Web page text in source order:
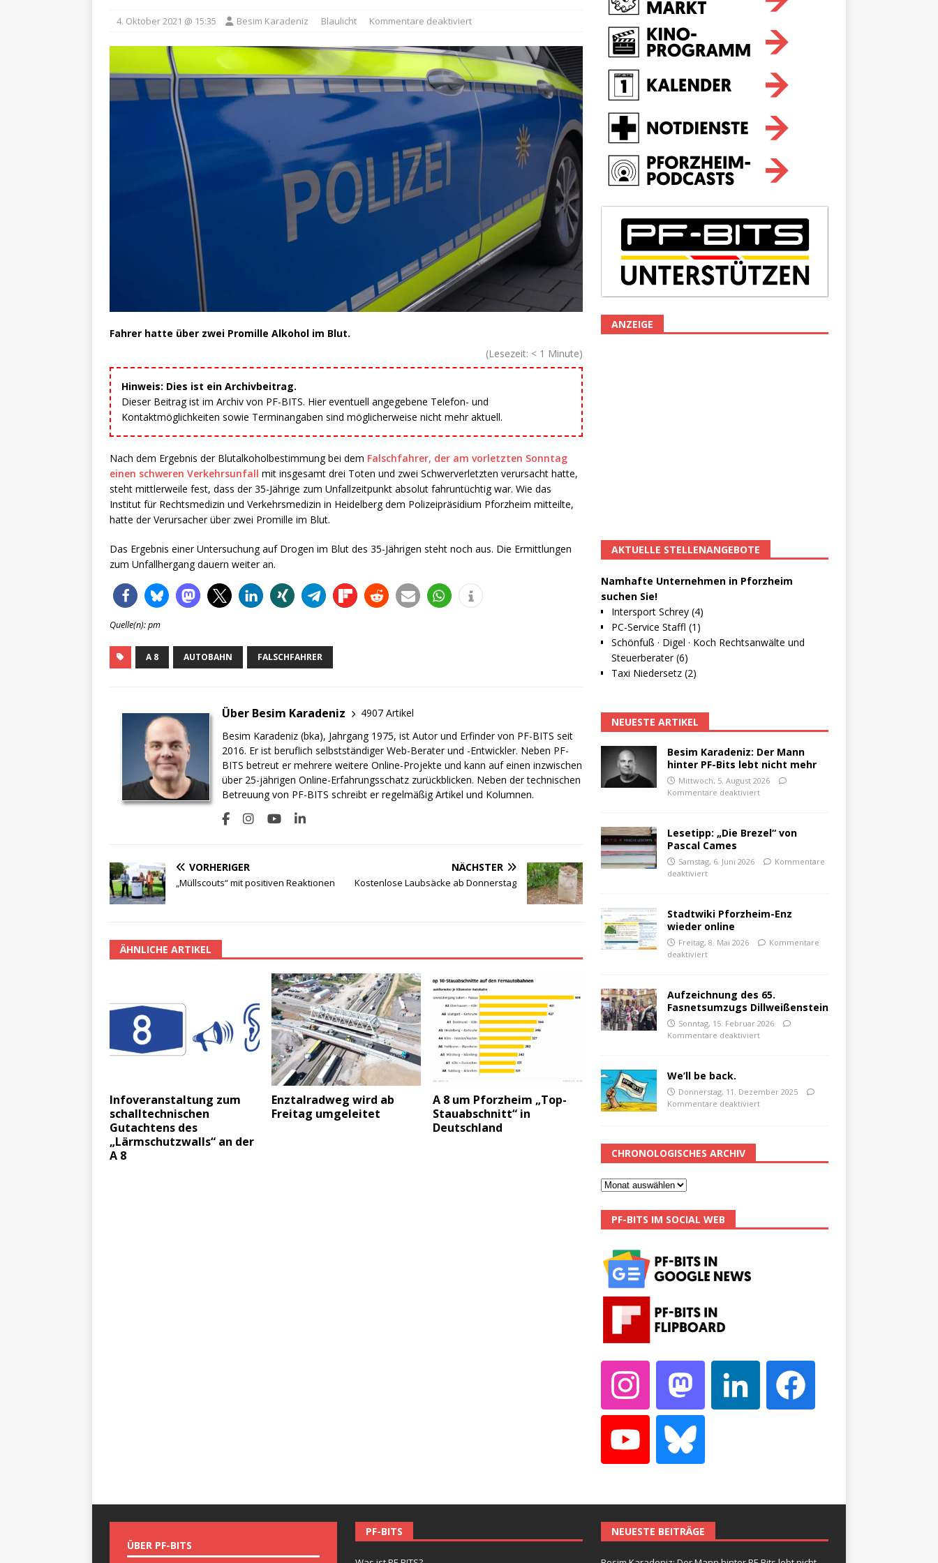
4. Oktober 2021 @ 15:35 Besim Karadeniz Blaulicht Kommentare deaktiviert
Fahrer hatte über zwei Promille Alkohol im Blut.
(Lesezeit: < 1 Minute)
Hinweis: Dies ist ein Archivbeitrag.
Dieser Beitrag ist im Archiv von PF-BITS. Hier eventuell angegebene Telefon- und
Kontaktmöglichkeiten sowie Terminangaben sind möglicherweise nicht mehr aktuell.
Nach dem Ergebnis der Blutalkoholbestimmung bei dem Falschfahrer, der am vorletzten Sonntag
einen schweren Verkehrsunfall mit insgesamt drei Toten und zwei Schwerverletzten verursacht hatte,
steht mittlerweile fest, dass der 35-Jährige zum Unfallzeitpunkt absolut fahruntüchtig war. Wie das
Institut für Rechtsmedizin und Verkehrsmedizin in Heidelberg dem Polizeipräsidium Pforzheim mitteilte,
hatte der Verursacher über zwei Promille im Blut.
Das Ergebnis einer Untersuchung auf Drogen im Blut des 35-Jährigen steht noch aus. Die Ermittlungen
zum Unfallhergang dauern weiter an.
Quelle(n): pm
A 8 AUTOBAHN FALSCHFAHRER
Über Besim Karadeniz
4907 Artikel
Besim Karadeniz (bka), Jahrgang 1975, ist Autor und Erfinder von PF-BITS seit
2016. Er ist beruflich selbstständiger Web-Berater und -Entwickler. Neben PF-
BITS betreut er mehrere weitere Online-Projekte und kann auf einen inzwischen
über 25-jährigen Online-Erfahrungsschatz zurückblicken. Neben der technischen
Betreuung von PF-BITS schreibt er regelmäßig Artikel und Kolumnen.
VORHERIGER
„Müllscouts“ mit positiven Reaktionen
NÄCHSTER
Kostenlose Laubsäcke ab Donnerstag
ÄHNLICHE ARTIKEL
Infoveranstaltung zum
schalltechnischen
Gutachtens des
„Lärmschutzwalls“ an der
A 8
Enztalradweg wird ab
Freitag umgeleitet
A 8 um Pforzheim „Top-
Stauabschnitt“ in
Deutschland
ANZEIGE
AKTUELLE STELLENANGEBOTE
Namhafte Unternehmen in Pforzheim
suchen Sie!
Intersport Schrey (4)
PC-Service Staffl (1)
Schönfuß · Digel · Koch Rechtsanwälte und
Steuerberater (6)
Taxi Niedersetz (2)
NEUESTE ARTIKEL
Besim Karadeniz: Der Mann
hinter PF-Bits lebt nicht mehr
Mittwoch, 5. August 2026
Kommentare deaktiviert
Lesetipp: „Die Brezel“ von
Pascal Cames
Samstag, 6. Juni 2026
Kommentare
deaktiviert
Stadtwiki Pforzheim-Enz
wieder online
Freitag, 8. Mai 2026
Kommentare
deaktiviert
Aufzeichnung des 65.
Fasnetsumzugs Dillweißenstein
Sonntag, 15. Februar 2026
Kommentare deaktiviert
We’ll be back.
Donnerstag, 11. Dezember 2025
Kommentare deaktiviert
CHRONOLOGISCHES ARCHIV
PF-BITS IM SOCIAL WEB
ÜBER PF-BITS
PF-BITS NEUESTE BEITRÄGE